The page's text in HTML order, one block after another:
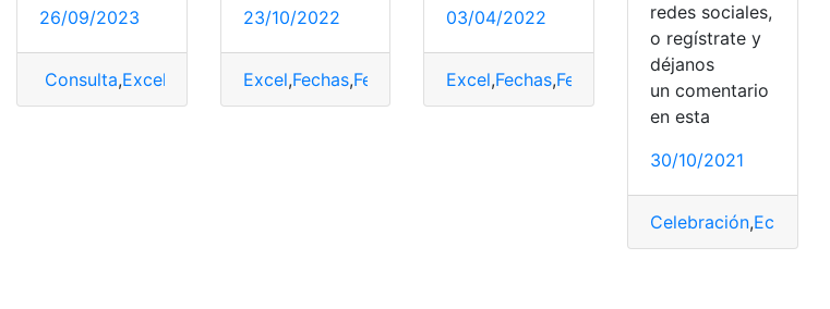
26/09/2023
Consulta,Excel Ordenar por fechas
23/10/2022
Excel,Fechas,Fechas cívicas,Herramientas Hoja de Excel ,Microsoft Excel
03/04/2022
Excel,Fechas,Fechas cívicas ,Hoja de Excel
redes sociales,
o regístrate y
déjanos
un comentario
en esta
30/10/2021
Celebración,Ecuador